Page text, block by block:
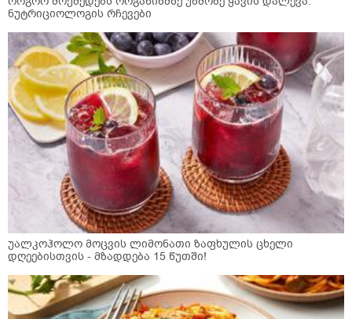
ნუტრიციოლოგის რჩევები
უალკოჰოლო მოცვის ლიმონათი ზაფხულის ცხელი
დღეებისთვის - მზადდება 15 წუთში!